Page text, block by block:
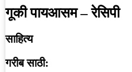
गूकी पायआसम – रेसिपी
साहित्य
गरीब साठी: